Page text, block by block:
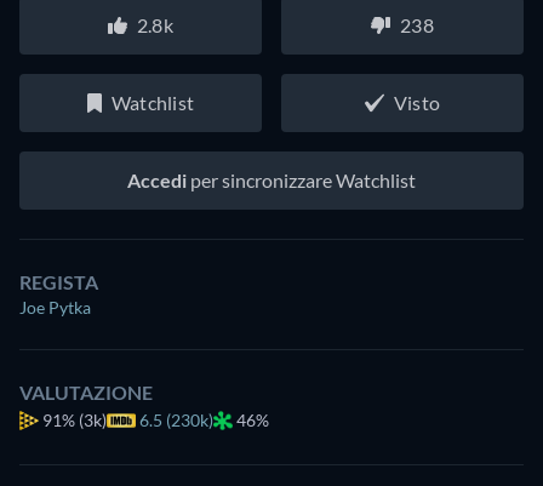
2.8k 238
Watchlist Visto
Accedi per sincronizzare Watchlist
REGISTA
Joe Pytka
VALUTAZIONE
91% (3k) 6.5 (230k) 46%